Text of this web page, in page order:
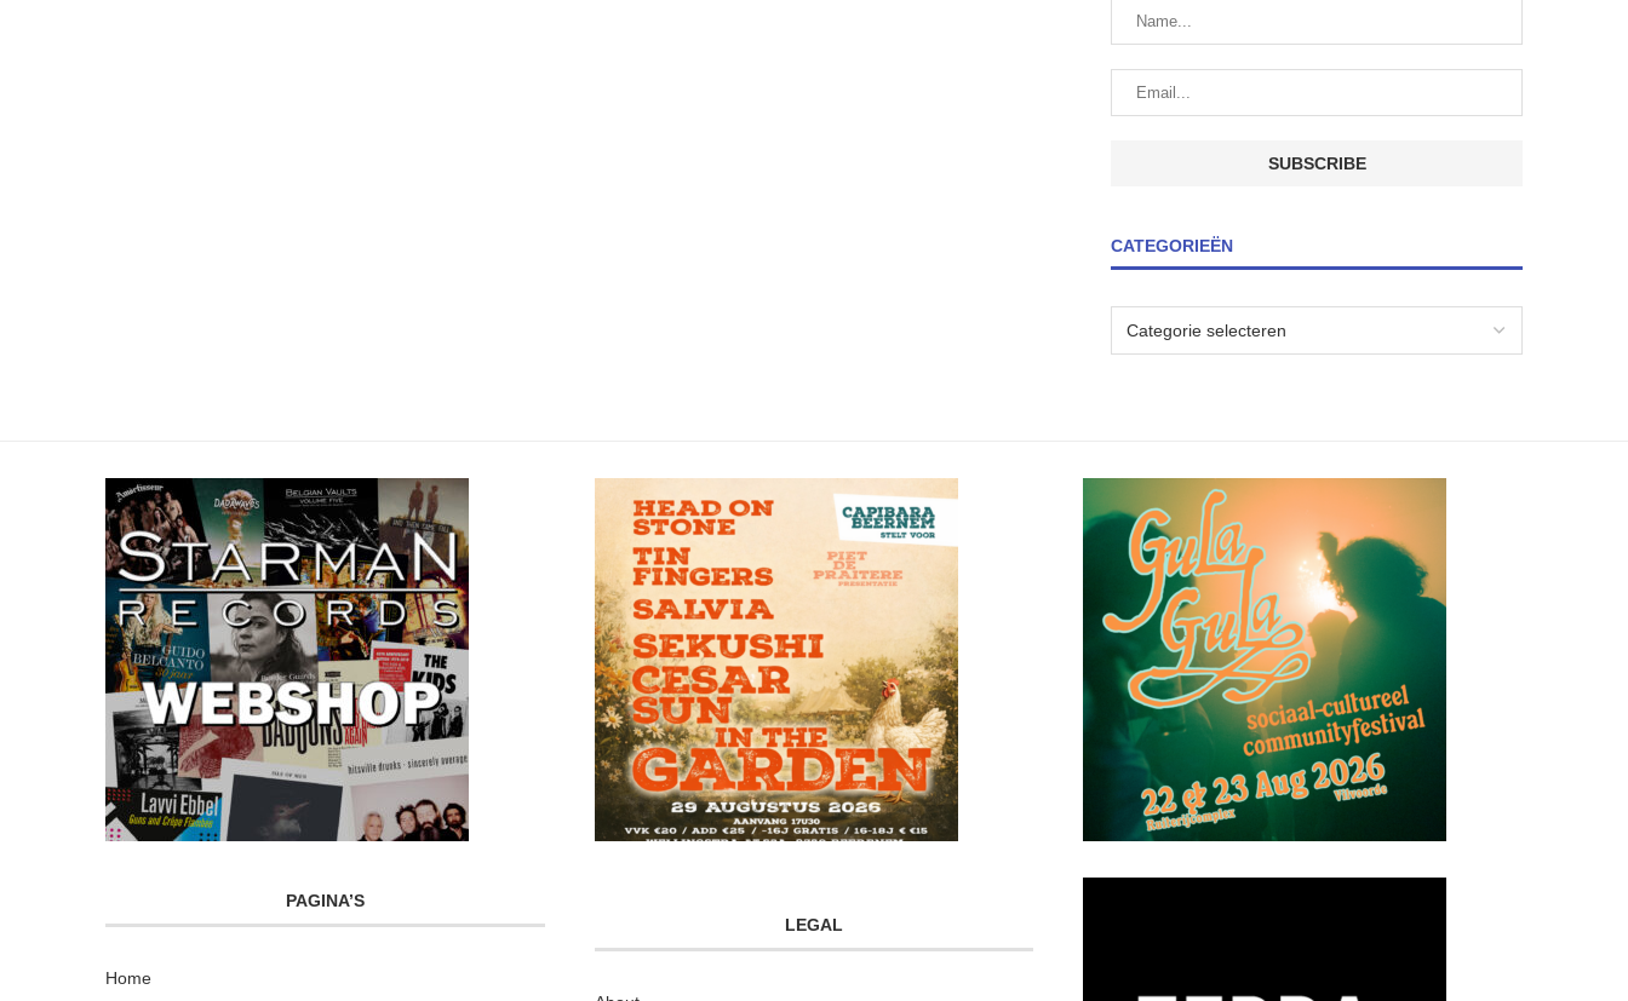
CATEGORIEËN
PAGINA’S
Home
LEGAL